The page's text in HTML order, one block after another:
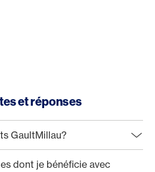
et réponses
GaultMillau?
dont je bénéficie avec